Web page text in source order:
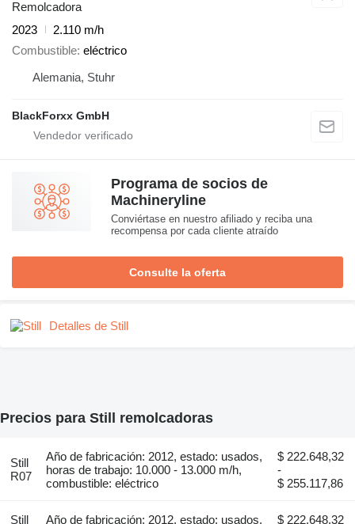
Remolcadora
2023
2.110 m/h
Combustible eléctrico
Alemania, Stuhr
BlackForxx GmbH
Programa de socios de
Machineryline
Conviértase en nuestro afiliado y reciba una
recompensa por cada cliente atraído
Consulte la oferta
Detalles de Still
Precios para Still remolcadoras
Still
R07
Año de fabricación: 2012, estado: usados,
horas de trabajo: 10.000 - 13.000 m/h,
combustible: eléctrico
$ 222.648,32
-
$ 255.117,86
Still Año de fabricación: 2012, estado: usados, $ 222.648,32